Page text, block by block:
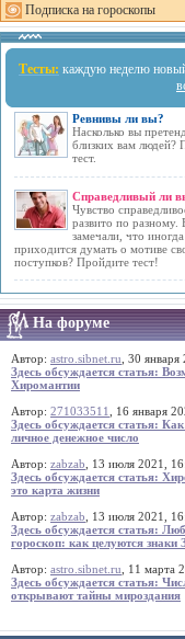
Подписка на гороскопы
Тесты: каждую неделю
Ревнивы ли вы?
Насколько вы
близких вам людей?
тест.
Справедливый ли
Чувство
развито по разному.
замечали, что
приходится думать о мотиве
поступков? Пройдите тест!
На форуме
Автор: astro.sibnet.ru , 30
Здесь обсуждается статья:
Хиромантии
Автор: 271033511
, 16 января
Здесь обсуждается статья:
личное денежное число
Автор: zabzab , 13 июля 2021,
Здесь обсуждается статья:
это карта жизни
Автор: zabzab , 13 июля 2021,
Здесь обсуждается статья:
гороскоп: как целуются знаки
Автор: astro.sibnet.ru , 11 марта
Здесь обсуждается статья:
открывают тайны мироздания